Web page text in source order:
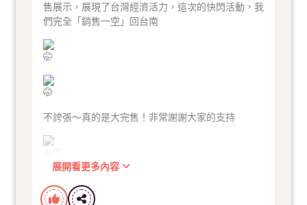
大東東夜市
售展示，展現了台灣經濟活力，這次的快閃活動，我
們完全「銷售一空」回台南
不誇張～真的是大完售！非常謝謝大家的支持
展開看更多內容